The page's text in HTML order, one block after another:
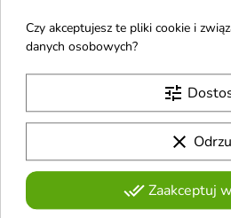

Apis Crystal Skin
rozświetlający Tonik do
twarzy z efektem Glass
Skin 150 ml
Tonik w mgiełce, który
Czy akceptujesz te pliki cookie i
danych osobowych?
tune
clear
done_allZaakceptuj